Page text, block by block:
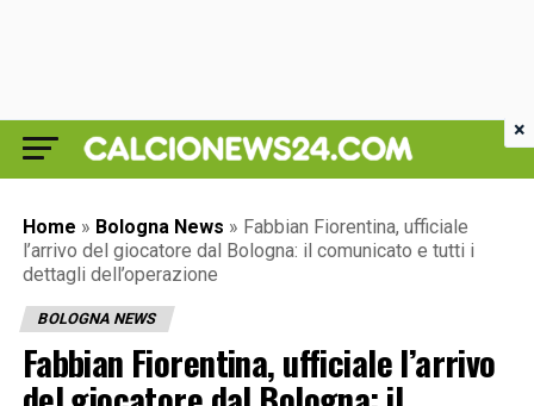
Home » Bologna News » Fabbian Fiorentina, ufficiale
l’arrivo del giocatore dal Bologna: il comunicato e tutti i
dettagli dell’operazione
BOLOGNA NEWS
Fabbian Fiorentina, ufficiale l’arrivo
×